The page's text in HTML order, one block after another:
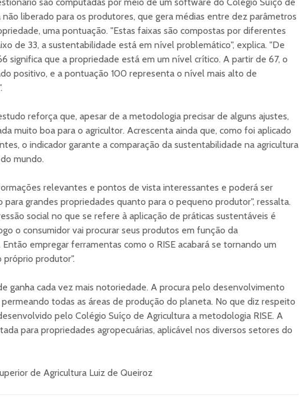
não liberado para os produtores, que gera médias entre dez parâmetros
uma pontuação. "Estas faixas são compostas por diferentes
de 33, a sustentabilidade está em nível problemático", explica. "De
significa que a propriedade está em um nível crítico. A partir de 67, o
positivo, e a pontuação 100 representa o nível mais alto de
reforça que, apesar de a metodologia precisar de alguns ajustes,
muito boa para o agricultor. Acrescenta ainda que, como foi aplicado
o indicador garante a comparação da sustentabilidade na agricultura
mundo.
relevantes e pontos de vista interessantes e poderá ser
para grandes propriedades quanto para o pequeno produtor", ressalta.
social no que se refere à aplicação de práticas sustentáveis é
o consumidor vai procurar seus produtos em função da
empregar ferramentas como o RISE acabará se tornando um
próprio produtor".
ganha cada vez mais notoriedade. A procura pelo desenvolvimento
todas as áreas de produção do planeta. No que diz respeito
pelo Colégio Suíço de Agricultura a metodologia RISE. A
para propriedades agropecuárias, aplicável nos diversos setores do
de Agricultura Luiz de Queiroz